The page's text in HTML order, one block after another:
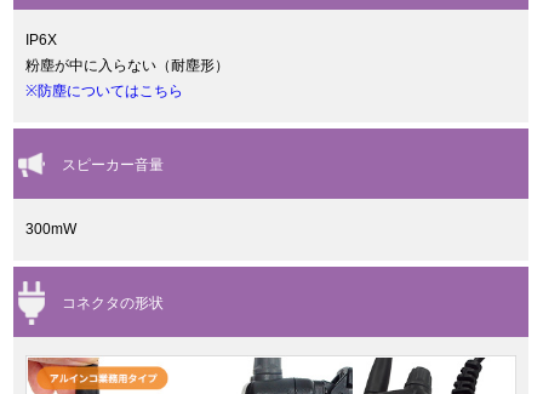
IP6X
粉塵が中に入らない（耐塵形）
※防塵についてはこちら
スピーカー音量
300mW
コネクタの形状